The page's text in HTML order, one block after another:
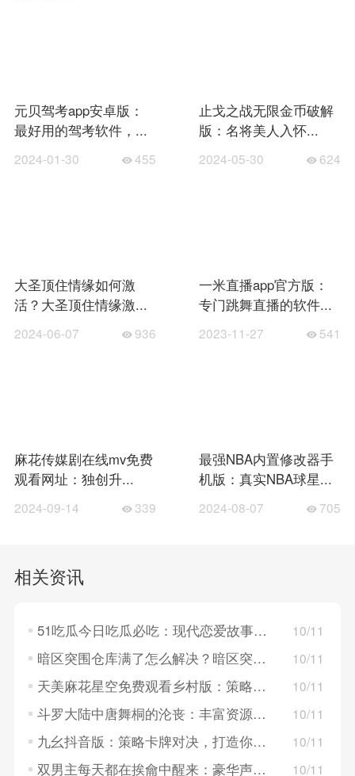
元贝驾考app安卓版：
最好用的驾考软件，...
2024-01-30 455
止戈之战无限金币破解
版：名将美人入怀...
2024-05-30 624
大圣顶住情缘如何激
活？大圣顶住情缘激...
2024-06-07 936
一米直播app官方版：
专门跳舞直播的软件...
2023-11-27 541
麻花传媒剧在线mv免费
观看网址：独创升...
2024-09-14 339
最强NBA内置修改器手
机版：真实NBA球星...
2024-08-07 705
相关资讯
51吃瓜今日吃瓜必吃：现代恋爱故事，探索年轻人的情感世界！ 10/11
暗区突围仓库满了怎么解决？暗区突围仓库满了的解决方法 10/11
天美麻花星空免费观看乡村版：策略卡牌对决，构建梦幻英雄组队！ 10/11
斗罗大陆中唐舞桐的沦丧：丰富资源系统，策略养成英雄角色！ 10/11
九幺抖音版：策略卡牌对决，打造你的战斗队伍！ 10/11
双男主每天都在挨龠中醒来：豪华声优阵容，重温经典角色！ 10/11